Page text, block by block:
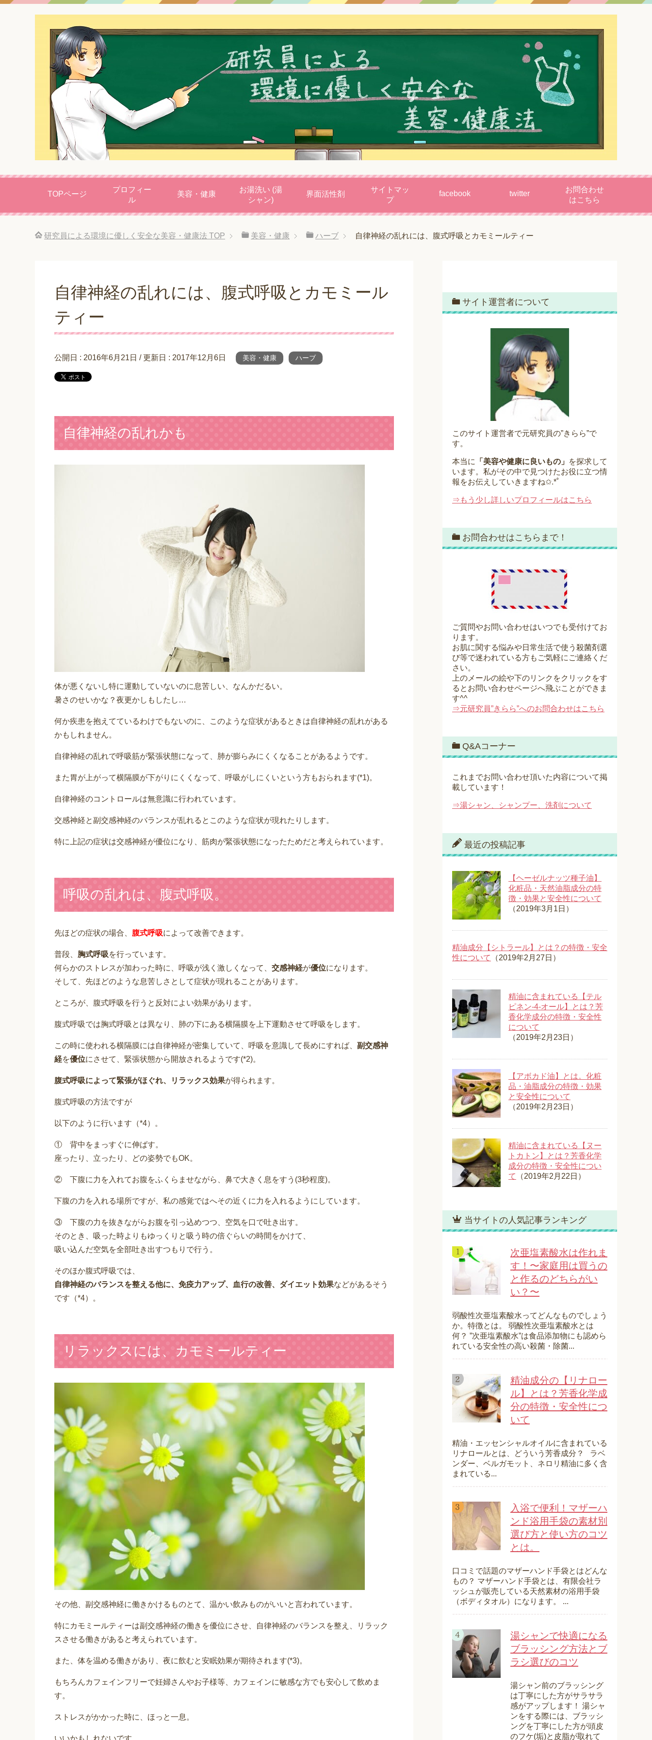
TOPページ
プロフィー
ル
美容・健康
お湯洗い (湯
シャン)
界面活性剤
サイトマッ
プ
facebook twitter
お問合わせ
はこちら
研究員による環境に優しく安全な美容・健康法 TOP 美容・健康 ハーブ 自律神経の乱れには、腹式呼吸とカモミールティー
自律神経の乱れには、腹式呼吸とカモミール
ティー
公開日 : 2016年6月21日 / 更新日 : 2017年12月6日 美容・健康 ハーブ
自律神経の乱れかも
体が悪くないし特に運動していないのに息苦しい、なんかだるい。
暑さのせいかな？夜更かしもしたし…
何か疾患を抱えてているわけでもないのに、このような症状があるときは自律神経の乱れがある
かもしれません。
自律神経の乱れで呼吸筋が緊張状態になって、肺が膨らみにくくなることがあるようです。
また胃が上がって横隔膜が下がりにくくなって、呼吸がしにくいという方もおられます(*1)。
自律神経のコントロールは無意識に行われています。
交感神経と副交感神経のバランスが乱れるとこのような症状が現れたりします。
特に上記の症状は交感神経が優位になり、筋肉が緊張状態になったためだと考えられています。
呼吸の乱れは、腹式呼吸。
先ほどの症状の場合、 腹式呼吸によって改善できます。
普段、 胸式呼吸を行っています。
何らかのストレスが加わった時に、呼吸が浅く激しくなって、 交感神経が優位になります。
そして、先ほどのような息苦しさとして症状が現れることがあります。
ところが、腹式呼吸を行うと反対によい効果があります。
腹式呼吸では胸式呼吸とは異なり、肺の下にある横隔膜を上下運動させて呼吸をします。
この時に使われる横隔膜には自律神経が密集していて、呼吸を意識して長めにすれば、 副交感神
経を優位にさせて、緊張状態から開放されるようです(*2)。
腹式呼吸によって緊張がほぐれ、リラックス効果が得られます。
腹式呼吸の方法ですが
以下のように行います（*4）。
① 背中をまっすぐに伸ばす。
座ったり、立ったり、どの姿勢でもOK。
② 下腹に力を入れてお腹をふくらませながら、鼻で大きく息をすう(3秒程度)。
下腹の力を入れる場所ですが、私の感覚ではへその近くに力を入れるようにしています。
③ 下腹の力を抜きながらお腹を引っ込めつつ、空気を口で吐き出す。
そのとき、吸った時よりもゆっくりと吸う時の倍ぐらいの時間をかけて、
吸い込んだ空気を全部吐き出すつもりで行う。
そのほか腹式呼吸では、
自律神経のバランスを整える他に、免疫力アップ、血行の改善、ダイエット効果などがあるそう
です（*4）。
リラックスには、カモミールティー
その他、副交感神経に働きかけるものとて、温かい飲みものがいいと言われています。
特にカモミールティーは副交感神経の働きを優位にさせ、自律神経のバランスを整え、リラック
スさせる働きがあると考えられています。
また、体を温める働きがあり、夜に飲むと安眠効果が期待されます(*3)。
もちろんカフェインフリーで妊婦さんやお子様等、カフェインに敏感な方でも安心して飲めま
す。
ストレスがかかった時に、ほっと一息。
サイト運営者について
このサイト運営者で元研究員の”きらら”で
す。
本当に 「美容や健康に良いもの」 を探求して
います。私がその中で見つけたお役に立つ情
報をお伝えしていきますね✩.*˚
⇒もう少し詳しいプロフィールはこちら
お問合わせはこちらまで！
ご質問やお問い合わせはいつでも受付けてお
ります。
お肌に関する悩みや日常生活で使う殺菌剤選
び等で迷われている方もご気軽にご連絡くだ
さい。
上のメールの絵や下のリンクをクリックをす
るとお問い合わせページへ飛ぶことができま
す^^
⇒元研究員”きらら”へのお問合わせはこちら
Q&Aコーナー
これまでお問い合わせ頂いた内容について掲
載しています！
⇒湯シャン、シャンプー、洗剤について
最近の投稿記事
【ヘーゼルナッツ種子油】
化粧品・天然油脂成分の特
徴・効果と安全性について
（2019年3月1日）
精油成分【シトラール】とは？の特徴・安全
性について
（2019年2月27日）
精油に含まれている【テル
ピネン-4-オール】とは？芳
香化学成分の特徴・安全性
について
（2019年2月23日）
【アボカド油】とは。化粧
品・油脂成分の特徴・効果
と安全性について
（2019年2月23日）
精油に含まれている【ヌー
トカトン】とは？芳香化学
成分の特徴・安全性につい
て
（2019年2月22日）
当サイトの人気記事ランキング
次亜塩素酸水は作れま
す！〜家庭用は買うの
と作るのどちらがい
い？〜
弱酸性次亜塩素酸水ってどんなものでしょう
か。特徴とは。 弱酸性次亜塩素酸水とは
何？ ”次亜塩素酸水”は食品添加物にも認めら
れている安全性の高い殺菌・除菌...
精油成分の【リナロー
ル】とは？芳香化学成
分の特徴・安全性につ
いて
精油・エッセンシャルオイルに含まれている
リナロールとは、どういう芳香成分？ ラベ
ンダー、ベルガモット、ネロリ精油に多く含
まれている...
入浴で便利！マザーハ
ンド浴用手袋の素材別
選び方と使い方のコツ
とは。
口コミで話題のマザーハンド手袋とはどんな
もの？ マザーハンド手袋とは、有限会社ラ
ッシュが販売している天然素材の浴用手袋
（ボディタオル）になります。 ...
湯シャンで快適になる
ブラッシング方法とブ
ラシ選びのコツ
湯シャン前のブラッシング
は丁寧にした方がサラサラ
感がアップします！ 湯シャ
ンをする際には、ブラッシ
ングを丁寧にした方が頭皮
のフケ(垢)と皮脂が取れて